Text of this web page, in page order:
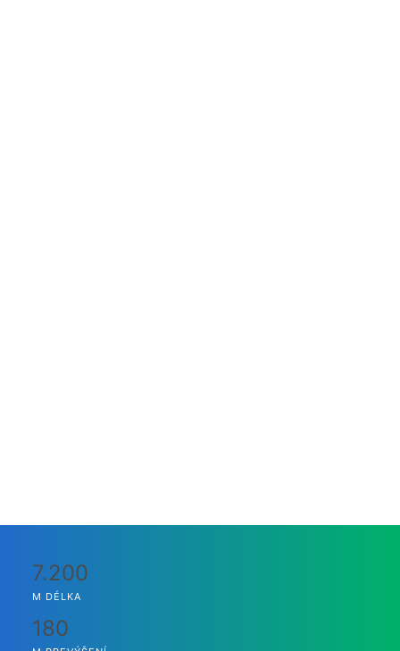
7.200
M DÉLKA
180